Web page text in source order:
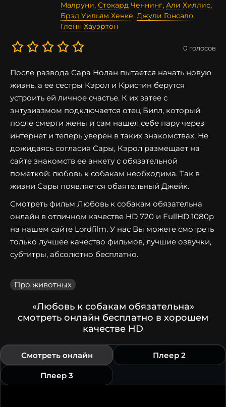
Малруни, Стокард Ченнинг, Али Хиллис,
Брэд Уильям Хенке, Джули Гонсало,
Гленн Хауэртон
0 голосов
После развода Сара Нолан пытается начать новую
жизнь, а ее сестры Кэрол и Кристин берутся
устроить ей личное счастье. К их затее с
энтузиазмом подключается отец Билл, который
после смерти жены и сам нашел себе пару через
интернет и теперь уверен в таких знакомствах. Не
дожидаясь согласия Сары, Кэрол размещает на
сайте знакомств ее анкету с обязательной
пометкой: любовь к собакам необходима. Так в
жизни Сары появляется обаятельный Джейк.
Смотреть фильм Любовь к собакам обязательна
онлайн в отличном качестве HD 720 и FullHD 1080p
на нашем сайте Lordfilm. У нас Вы можете смотреть
только лучшее качество фильмов, лучшие озвучки,
субтитры, абсолютно бесплатно.
Про животных
«Любовь к собакам обязательна»
смотреть онлайн бесплатно в хорошем
качестве HD
Смотреть онлайн Плеер 2
Плеер 3